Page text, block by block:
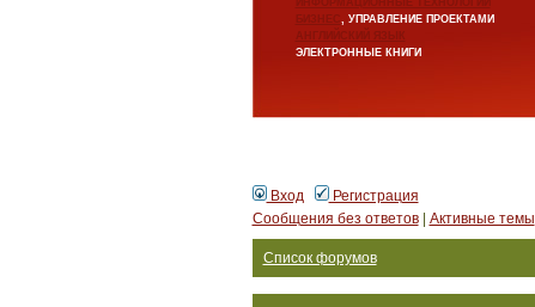
ИНФОРМАЦИОННЫЕ ТЕХНОЛОГИИ
БИЗНЕС, УПРАВЛЕНИЕ ПРОЕКТАМИ
АНГЛИЙСКИЙ ЯЗЫК
ЭЛЕКТРОННЫЕ КНИГИ
Вход
Регистрация
Сообщения без ответов| Активные темы
Список форумов